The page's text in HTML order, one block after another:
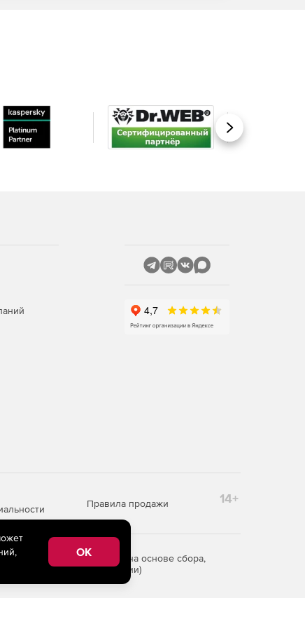
Вперед
Правила продажи 14+
информации на основе сбора,
Российской Федерации)
OK